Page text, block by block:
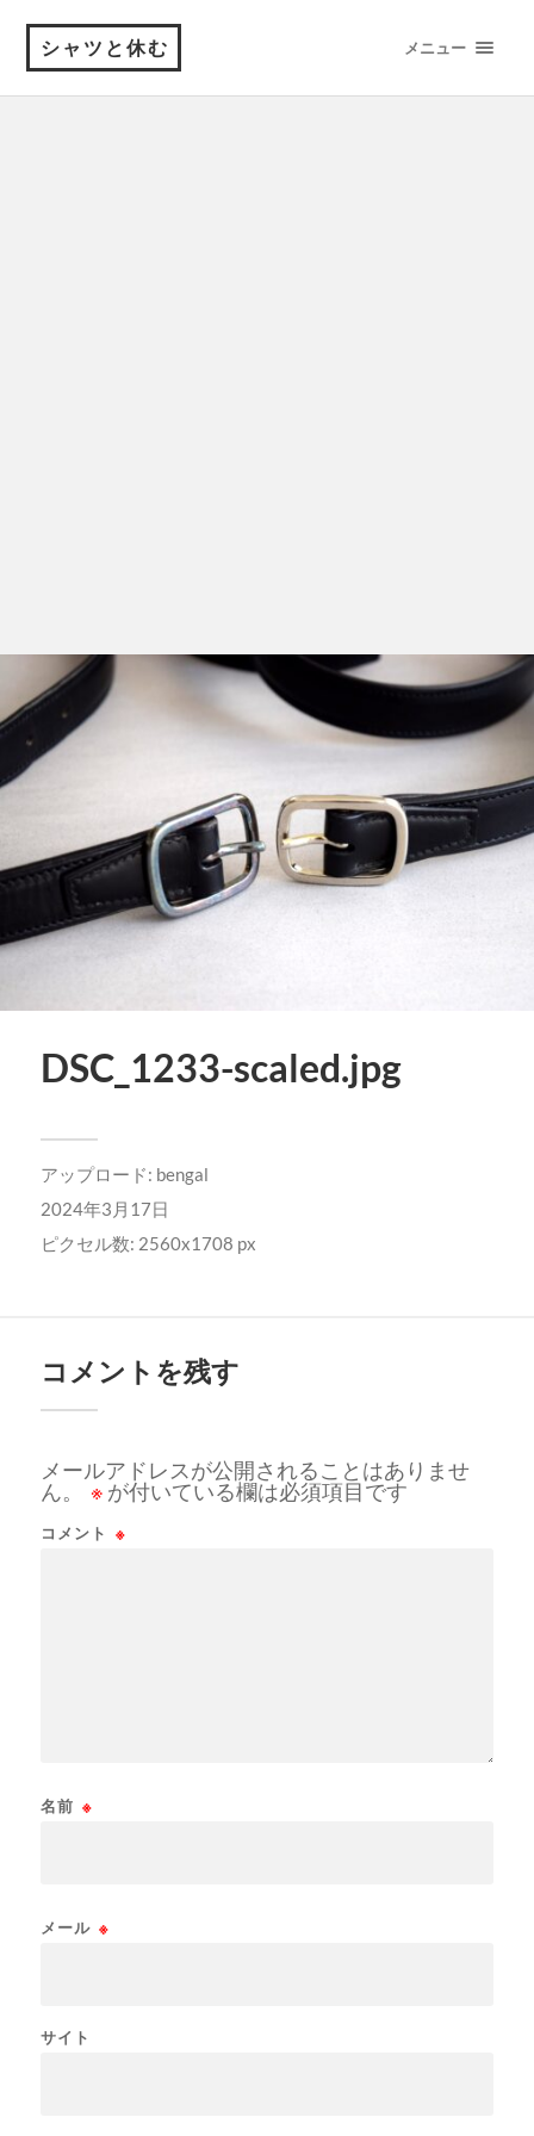
シャツと休む メニュー
DSC_1233-scaled.jpg
アップロード: bengal
2024年3月17日
ピクセル数: 2560x1708 px
コメントを残す
メールアドレスが公開されることはありませ
ん。
※ が付いている欄は必須項目です
コメント ※
名前 ※
メール ※
サイト